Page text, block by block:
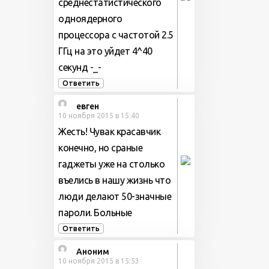
среднестатистического
одноядерного
процессора с частотой 2.5
ГГц на это уйдет 4^40
секунд -_-
Ответить
евген
10 ноября 2015 в 15:40
Жесть! Чувак красавчик
конечно, но сраные
гаджеты уже на столько
въелись в нашу жизнь что
люди делают 50-значные
пароли. Больные
Ответить
Аноним
10 ноября 2015 в 15:53